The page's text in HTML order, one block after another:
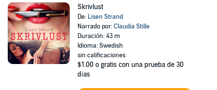
Skrivlust
De: Lisen Strand
Narrado por:Claudia Stille
Duración: 43 m
Idioma: Swedish
sin calificaciones
$1.00 o gratis con una prueba de 30
días